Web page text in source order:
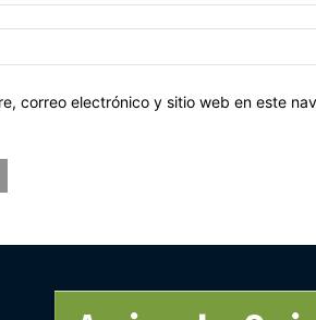
correo electrónico y sitio web en este